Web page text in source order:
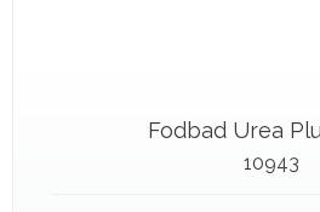
Fodbad Urea
10943